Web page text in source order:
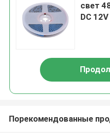
свет
DC
Порекомендованные